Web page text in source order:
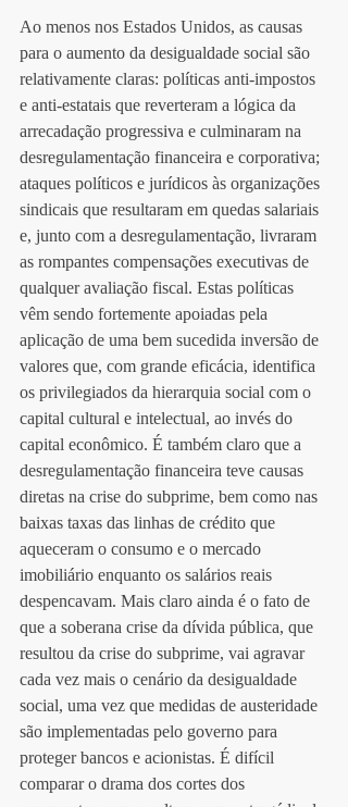
Ao menos nos Estados Unidos, as causas
para o aumento da desigualdade social são
relativamente claras: políticas anti-impostos
e anti-estatais que reverteram a lógica da
arrecadação progressiva e culminaram na
desregulamentação financeira e corporativa;
ataques políticos e jurídicos às organizações
sindicais que resultaram em quedas salariais
e, junto com a desregulamentação, livraram
as rompantes compensações executivas de
qualquer avaliação fiscal. Estas políticas
vêm sendo fortemente apoiadas pela
aplicação de uma bem sucedida inversão de
valores que, com grande eficácia, identifica
os privilegiados da hierarquia social com o
capital cultural e intelectual, ao invés do
capital econômico. É também claro que a
desregulamentação financeira teve causas
diretas na crise do subprime, bem como nas
baixas taxas das linhas de crédito que
aqueceram o consumo e o mercado
imobiliário enquanto os salários reais
despencavam. Mais claro ainda é o fato de
que a soberana crise da dívida pública, que
resultou da crise do subprime, vai agravar
cada vez mais o cenário da desigualdade
social, uma vez que medidas de austeridade
são implementadas pelo governo para
proteger bancos e acionistas. É difícil
comparar o drama dos cortes dos